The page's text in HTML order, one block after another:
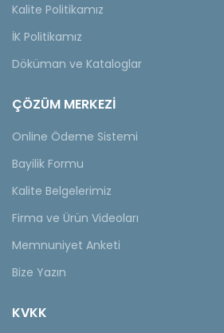
Kalite Politikamız
İK Politikamız
Döküman ve Kataloglar
ÇÖZÜM MERKEZİ
Online Ödeme Sistemi
Bayilik Formu
Kalite Belgelerimiz
Firma ve Ürün Videoları
Memnuniyet Anketi
Bize Yazın
KVKK